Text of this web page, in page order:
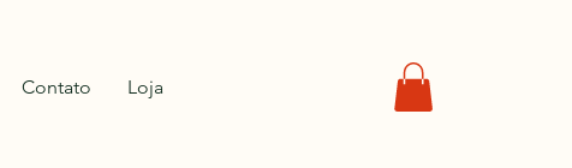
Contato Loja